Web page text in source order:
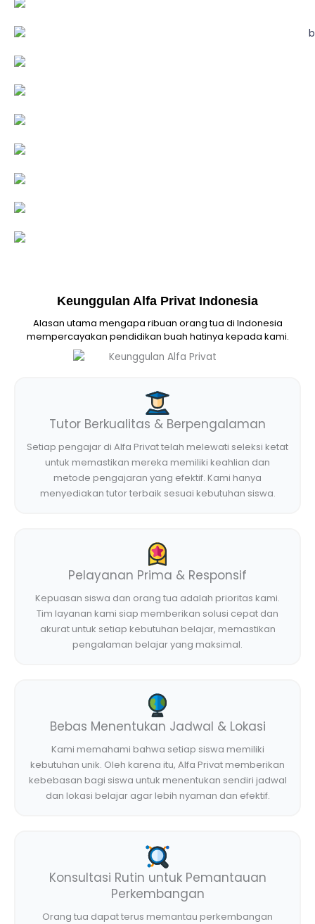
Keunggulan Alfa Privat Indonesia
Alasan utama mengapa ribuan orang tua di Indonesia
mempercayakan pendidikan buah hatinya kepada kami.
Tutor Berkualitas & Berpengalaman
Setiap pengajar di Alfa Privat telah melewati seleksi ketat
untuk memastikan mereka memiliki keahlian dan
metode pengajaran yang efektif. Kami hanya
menyediakan tutor terbaik sesuai kebutuhan siswa.
Pelayanan Prima & Responsif
Kepuasan siswa dan orang tua adalah prioritas kami.
Tim layanan kami siap memberikan solusi cepat dan
akurat untuk setiap kebutuhan belajar, memastikan
pengalaman belajar yang maksimal.
Bebas Menentukan Jadwal & Lokasi
Kami memahami bahwa setiap siswa memiliki
kebutuhan unik. Oleh karena itu, Alfa Privat memberikan
kebebasan bagi siswa untuk menentukan sendiri jadwal
dan lokasi belajar agar lebih nyaman dan efektif.
Konsultasi Rutin untuk Pemantauan
Perkembangan
Orang tua dapat terus memantau perkembangan